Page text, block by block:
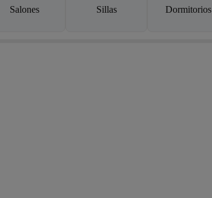
Salones Sillas Dormitorios